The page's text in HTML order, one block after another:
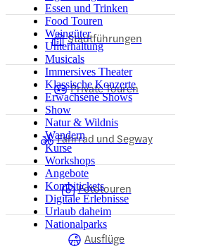
Essen und Trinken
Food Touren
Weingüter
Unterhaltung
Musicals
Immersives Theater
Klassische Konzerte
Erwachsene Shows
Show
Natur & Wildnis
Wandern
Kurse
Workshops
Angebote
Kombitickets
Digitale Erlebnisse
Urlaub daheim
Nationalparks
Stadtführungen
Private Touren
Fahrrad und Segway
Fototouren
Ausflüge